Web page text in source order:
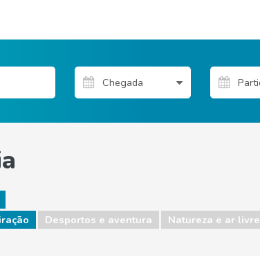
Desportos e aventura Natureza e ar livre